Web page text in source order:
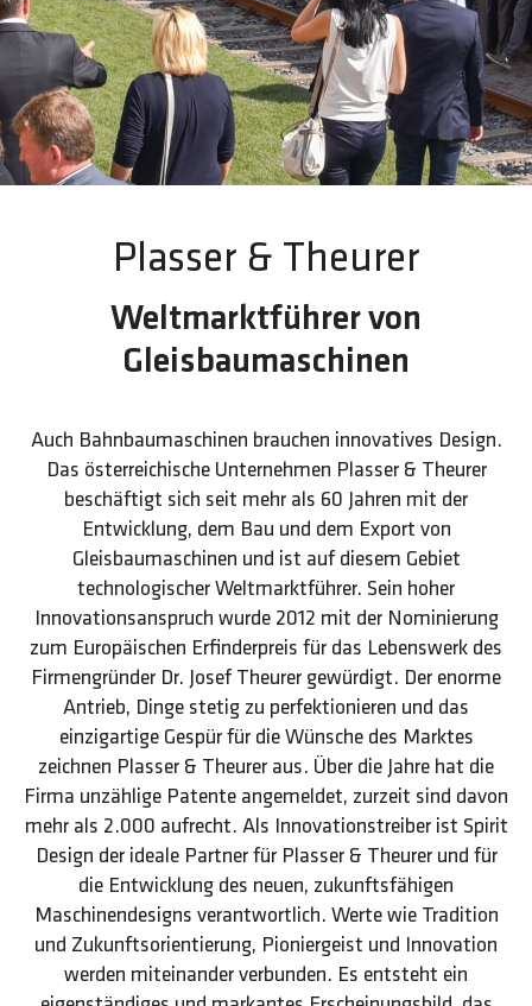
Plasser & Theurer
Weltmarktführer von
Gleisbaumaschinen
Auch Bahnbaumaschinen brauchen innovatives Design.
Das österreichische Unternehmen Plasser & Theurer
beschäftigt sich seit mehr als 60 Jahren mit der
Entwicklung, dem Bau und dem Export von
Gleisbaumaschinen und ist auf diesem Gebiet
technologischer Weltmarktführer. Sein hoher
Innovationsanspruch wurde 2012 mit der Nominierung
zum Europäischen Erfinderpreis für das Lebenswerk des
Firmengründer Dr. Josef Theurer gewürdigt. Der enorme
Antrieb, Dinge stetig zu perfektionieren und das
einzigartige Gespür für die Wünsche des Marktes
zeichnen Plasser & Theurer aus. Über die Jahre hat die
Firma unzählige Patente angemeldet, zurzeit sind davon
mehr als 2.000 aufrecht. Als Innovationstreiber ist Spirit
Design der ideale Partner für Plasser & Theurer und für
die Entwicklung des neuen, zukunftsfähigen
Maschinendesigns verantwortlich. Werte wie Tradition
und Zukunftsorientierung, Pioniergeist und Innovation
werden miteinander verbunden. Es entsteht ein